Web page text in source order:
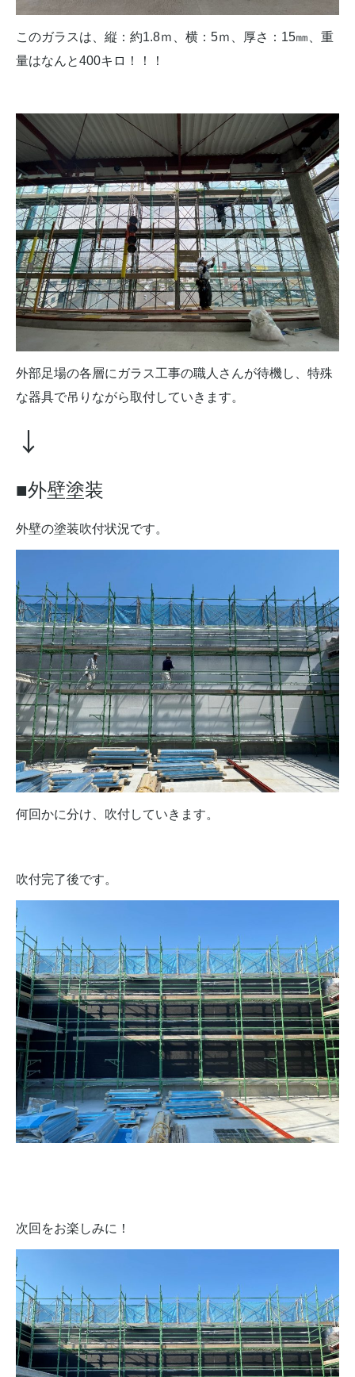
このガラスは、縦：約1.8ｍ、横：5ｍ、厚さ：15㎜、重
量はなんと400キロ！！！
外部足場の各層にガラス工事の職人さんが待機し、特殊
な器具で吊りながら取付していきます。
↓
■外壁塗装
外壁の塗装吹付状況です。
何回かに分け、吹付していきます。
吹付完了後です。
次回をお楽しみに！